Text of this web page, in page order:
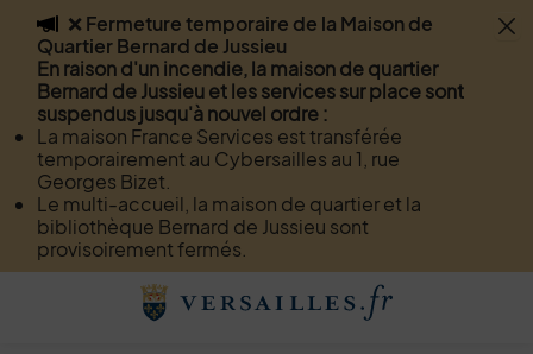
Flash info
❌ Fermeture temporaire de la Maison de
Quartier Bernard de Jussieu
En raison d'un incendie, la maison de quartier
Bernard de Jussieu et les services sur place sont
suspendus jusqu'à nouvel ordre :
La maison France Services est transférée
temporairement au Cybersailles au 1, rue
Georges Bizet.
Le multi-accueil, la maison de quartier et la
bibliothèque Bernard de Jussieu sont
provisoirement fermés.
Menu de raccourcis
Menu
Recherche
Page de contact
Contenu
Retour à l'accueil